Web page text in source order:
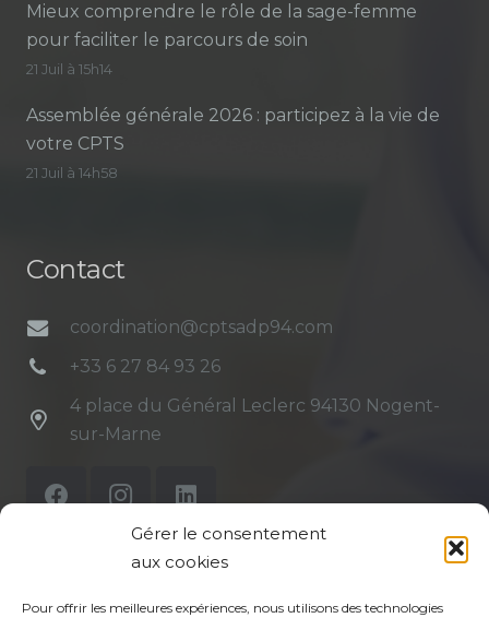
Gérer le consentement
aux cookies
Pour offrir les meilleures expériences, nous utilisons des technologies
Mieux comprendre le rôle de la sage-femme
pour faciliter le parcours de soin
21 Juil à 15h14
Assemblée générale 2026 : participez à la vie de
votre CPTS
21 Juil à 14h58
Contact
coordination@cptsadp94.com
+33 6 27 84 93 26
4 place du Général Leclerc 94130 Nogent-
sur-Marne
Mentions légales